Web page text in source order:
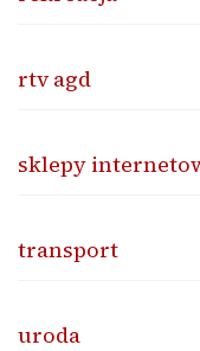
rtv agd
sklepy
transport
uroda